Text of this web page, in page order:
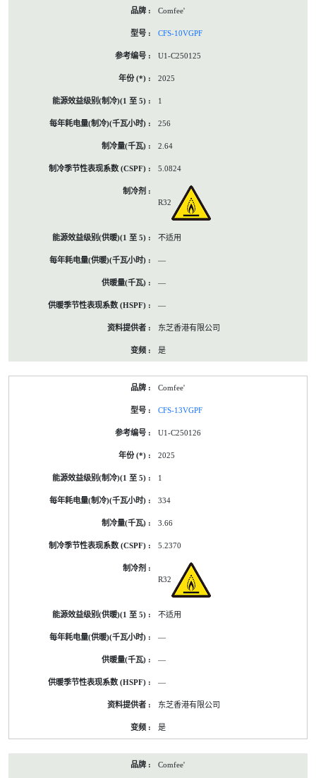
Comfee'
CFS-10VGPF
U1-C250125
2025
1
256
2.64
5.0824
R32
不适用
—
—
—
东芝香港有限公司
是
Comfee'
CFS-13VGPF
U1-C250126
2025
1
334
3.66
5.2370
R32
不适用
—
—
—
东芝香港有限公司
是
Comfee'